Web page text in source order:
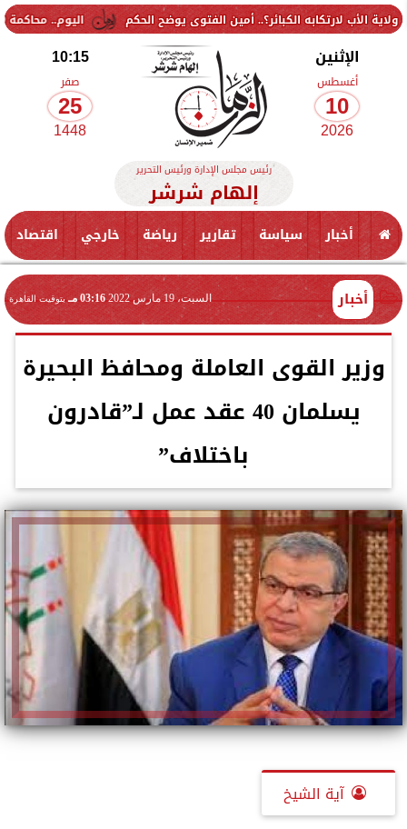
اليوم.. محاكمة 9 متهمين في قضية «جماعة إرهابية» بالتجمع الخامس الكبائر؟.. أمين الفتوى يوضح الحكم
الإثنين
أغسطس
10
2026
10:15
صفر
25
1448
رئيس مجلس الإدارة ورئيس التحرير
إلهام شرشر
أخبار سياسة تقارير رياضة خارجي اقتصاد
أخبار السبت، 19 مارس 2022 03:16 مـ بتوقيت القاهرة
وزير القوى العاملة ومحافظ البحيرة
يسلمان 40 عقد عمل لـ”قادرون
باختلاف”
آية الشيخ